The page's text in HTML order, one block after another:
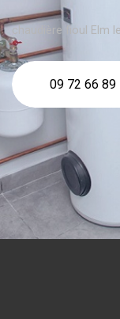
chaudière fioul Elm
09 72 66 89